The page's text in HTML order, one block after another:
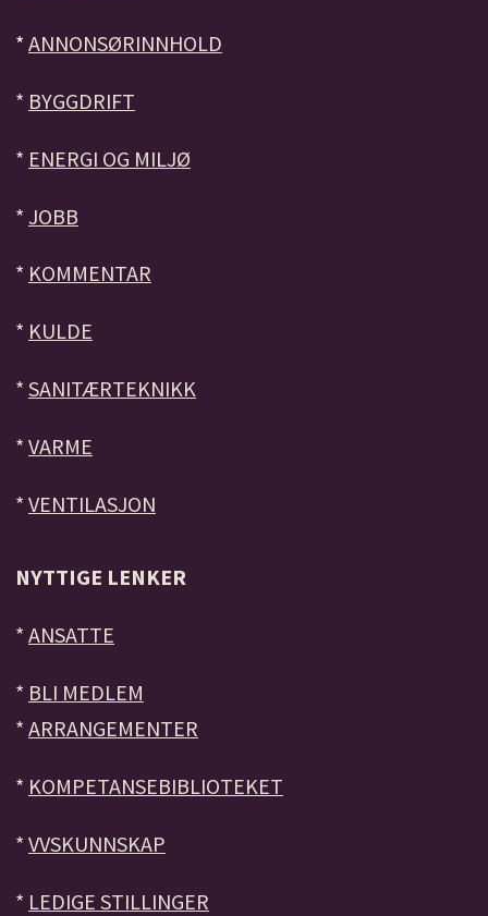
* ANNONSØRINNHOLD
* BYGGDRIFT
* ENERGI OG MILJØ
* JOBB
* KOMMENTAR
* KULDE
* SANITÆRTEKNIKK
* VARME
* VENTILASJON
NYTTIGE LENKER
* ANSATTE
* BLI MEDLEM
* ARRANGEMENTER
* KOMPETANSEBIBLIOTEKET
* VVSKUNNSKAP
* LEDIGE STILLINGER